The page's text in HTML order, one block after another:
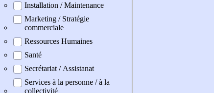
Installation / Maintenance
Marketing / Stratégie
commerciale
Ressources Humaines
Santé
Secrétariat / Assistanat
Services à la personne / à la
collectivité